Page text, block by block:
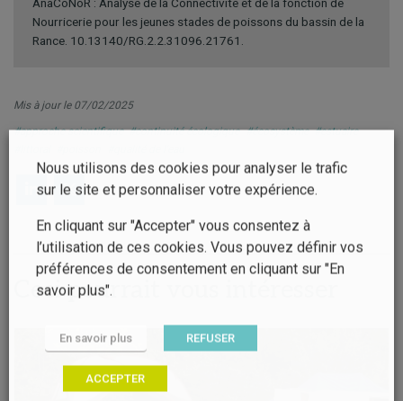
Nourricerie pour les jeunes stades de poissons du bassin de la
Rance. 10.13140/RG.2.2.31096.21761.
Mis à jour le 07/02/2025
#approche scientifique #continuité écologique #écosystème #estuaire
Ceci pourrait vous intéresser
Nous utilisons des cookies pour analyser le trafic
sur le site et personnaliser votre expérience.
En cliquant sur "Accepter" vous consentez à
l’utilisation de ces cookies. Vous pouvez définir vos
préférences de consentement en cliquant sur "En
savoir plus".
En savoir plus REFUSER
ACCEPTER